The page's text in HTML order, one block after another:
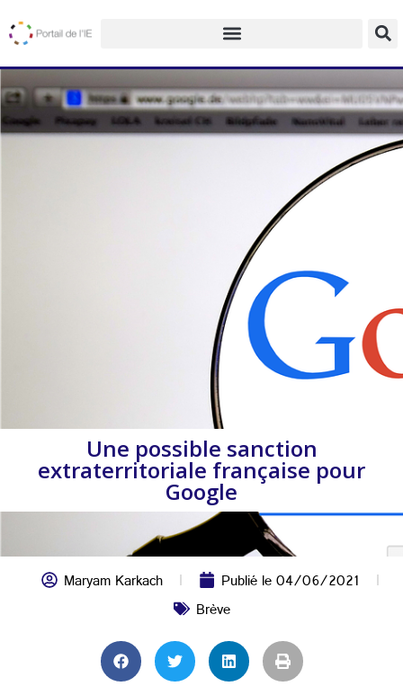
Une possible sanction
extraterritoriale française pour
Google
Maryam Karkach Publié le04/06/2021
Brève